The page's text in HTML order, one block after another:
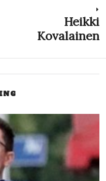
Heikki
Kovalainen